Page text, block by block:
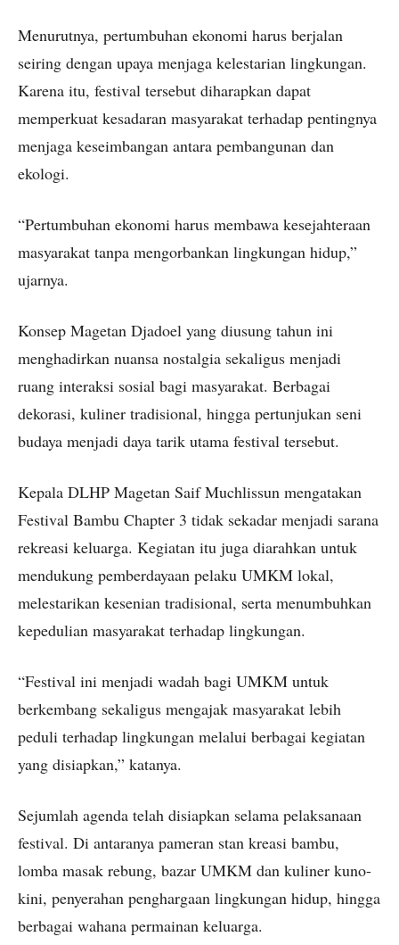
Menurutnya, pertumbuhan ekonomi harus berjalan
seiring dengan upaya menjaga kelestarian lingkungan.
Karena itu, festival tersebut diharapkan dapat
memperkuat kesadaran masyarakat terhadap pentingnya
menjaga keseimbangan antara pembangunan dan
ekologi.
“Pertumbuhan ekonomi harus membawa kesejahteraan
masyarakat tanpa mengorbankan lingkungan hidup,”
ujarnya.
Konsep Magetan Djadoel yang diusung tahun ini
menghadirkan nuansa nostalgia sekaligus menjadi
ruang interaksi sosial bagi masyarakat. Berbagai
dekorasi, kuliner tradisional, hingga pertunjukan seni
budaya menjadi daya tarik utama festival tersebut.
Kepala DLHP Magetan Saif Muchlissun mengatakan
Festival Bambu Chapter 3 tidak sekadar menjadi sarana
rekreasi keluarga. Kegiatan itu juga diarahkan untuk
mendukung pemberdayaan pelaku UMKM lokal,
melestarikan kesenian tradisional, serta menumbuhkan
kepedulian masyarakat terhadap lingkungan.
“Festival ini menjadi wadah bagi UMKM untuk
berkembang sekaligus mengajak masyarakat lebih
peduli terhadap lingkungan melalui berbagai kegiatan
yang disiapkan,” katanya.
Sejumlah agenda telah disiapkan selama pelaksanaan
festival. Di antaranya pameran stan kreasi bambu,
lomba masak rebung, bazar UMKM dan kuliner kuno-
kini, penyerahan penghargaan lingkungan hidup, hingga
berbagai wahana permainan keluarga.